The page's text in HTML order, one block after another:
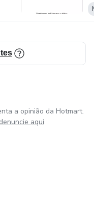
a opinião da Hotmart.
denuncie aqui